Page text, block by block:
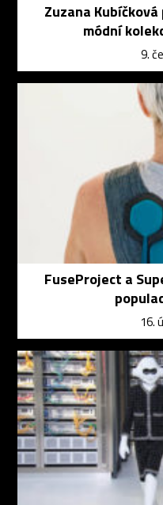
Zuzana
módní
9.
FuseProject a
16.